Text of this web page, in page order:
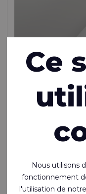
Film de
Ce
Nous utilisons
fonctionnement
l'utilisation de